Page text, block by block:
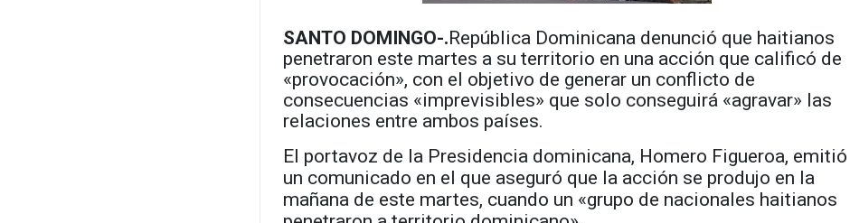
SANTO DOMINGO-.República Dominicana denunció que haitianos
penetraron este martes a su territorio en una acción que calificó de
«provocación», con el objetivo de generar un conflicto de
consecuencias «imprevisibles» que solo conseguirá «agravar» las
relaciones entre ambos países.
El portavoz de la Presidencia dominicana, Homero Figueroa, emitió
un comunicado en el que aseguró que la acción se produjo en la
mañana de este martes, cuando un «grupo de nacionales haitianos